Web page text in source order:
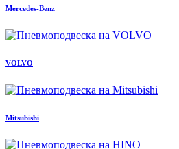
Mercedes-Benz
VOLVO
Mitsubishi